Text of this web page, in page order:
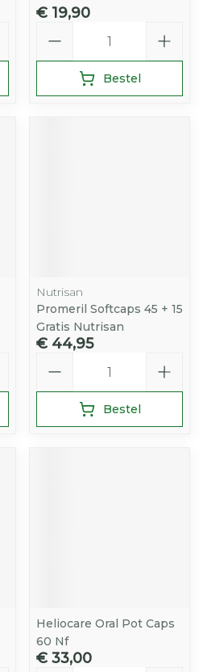
€ 19,90
Bestel
Nutrisan
Promeril Softcaps 45 + 15
Gratis Nutrisan
€ 44,95
Bestel
Heliocare Oral Pot Caps
60 Nf
€ 33,00